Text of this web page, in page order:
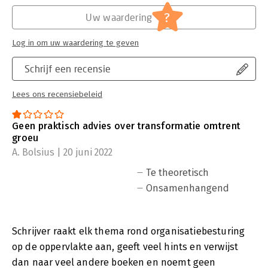
Schrijf een recensie
Lees ons recensiebeleid
Uw waardering ?
Log in om uw waardering te geven
Geen praktisch advies over transformatie omtrent
groeu
A. Bolsius | 20 juni 2022
Te theoretisch
Onsamenhangend
Schrijver raakt elk thema rond organisatiebesturing
op de oppervlakte aan, geeft veel hints en verwijst
dan naar veel andere boeken en noemt geen